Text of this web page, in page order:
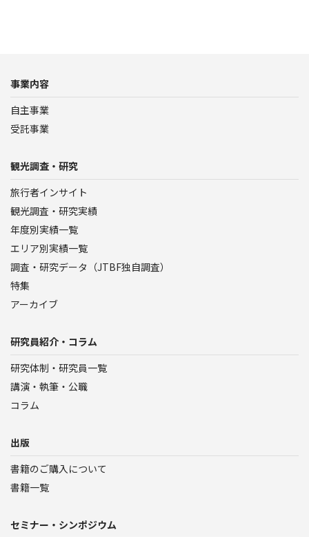
事業内容
自主事業
受託事業
観光調査・研究
旅行者インサイト
観光調査・研究実績
年度別実績一覧
エリア別実績一覧
調査・研究データ（JTBF独自調査）
特集
アーカイブ
研究員紹介・コラム
研究体制・研究員一覧
講演・執筆・公職
コラム
出版
書籍のご購入について
書籍一覧
セミナー・シンポジウム